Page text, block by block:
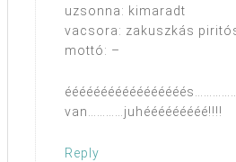
uzsonna: kimaradt
vacsora: zakuszkás
mottó: –
van…………juhééééééééé!!!!
Reply